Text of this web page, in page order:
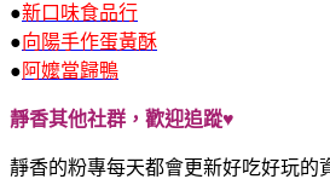
●新口味食品行
●向陽手作蛋黃酥
● 阿嬤當歸鴨
靜香其他社群，歡迎追蹤♥
靜香的粉專每天都會更新好吃好玩的